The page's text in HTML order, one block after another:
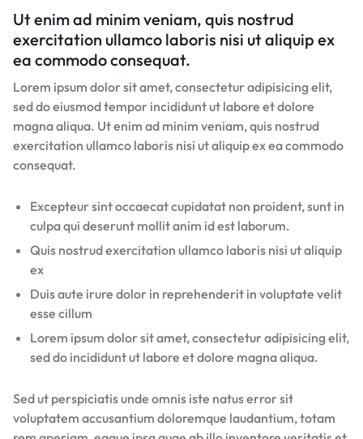
Ut enim ad minim veniam, quis nostrud
exercitation ullamco laboris nisi ut aliquip ex
ea commodo consequat.
Lorem ipsum dolor sit amet, consectetur adipisicing elit,
sed do eiusmod tempor incididunt ut labore et dolore
magna aliqua. Ut enim ad minim veniam, quis nostrud
exercitation ullamco laboris nisi ut aliquip ex ea commodo
consequat.
Excepteur sint occaecat cupidatat non proident, sunt in
culpa qui deserunt mollit anim id est laborum.
Quis nostrud exercitation ullamco laboris nisi ut aliquip
ex
Duis aute irure dolor in reprehenderit in voluptate velit
esse cillum
Lorem ipsum dolor sit amet, consectetur adipisicing elit,
sed do incididunt ut labore et dolore magna aliqua.
Sed ut perspiciatis unde omnis iste natus error sit
voluptatem accusantium doloremque laudantium, totam